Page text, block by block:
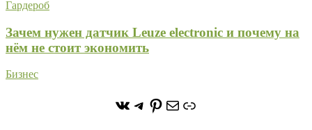
Гардероб
Зачем нужен датчик Leuze electronic и почему на
нём не стоит экономить
Бизнес
https://vk.com/
https://t.me/stoneforest
https://
ПочтаСсылка